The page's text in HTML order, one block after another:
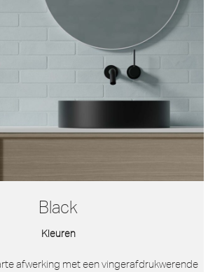
Black
Kleuren
afwerking met een vingerafdrukwerende